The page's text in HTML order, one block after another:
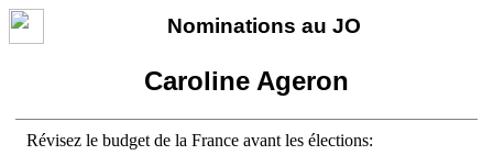
Nominations au JO
Caroline Ageron
Révisez le budget de la France avant les élections: